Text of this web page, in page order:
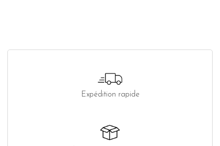
Expédition rapide